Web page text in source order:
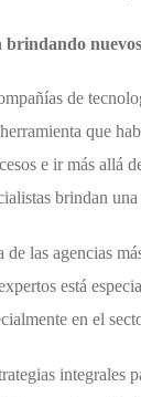
brindando
de
que
e ir más allá
brindan
de las agencias
está
en el
integrales